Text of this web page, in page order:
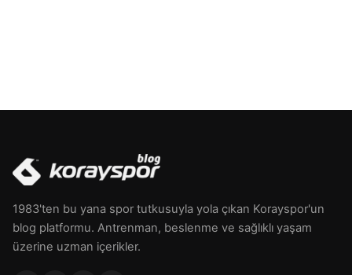
1983'ten bu yana spor tutkusuyla yola çıkan Korayspor'un
blog platformu. Antrenman, beslenme ve sağlıklı yaşam
üzerine uzman içerikler.